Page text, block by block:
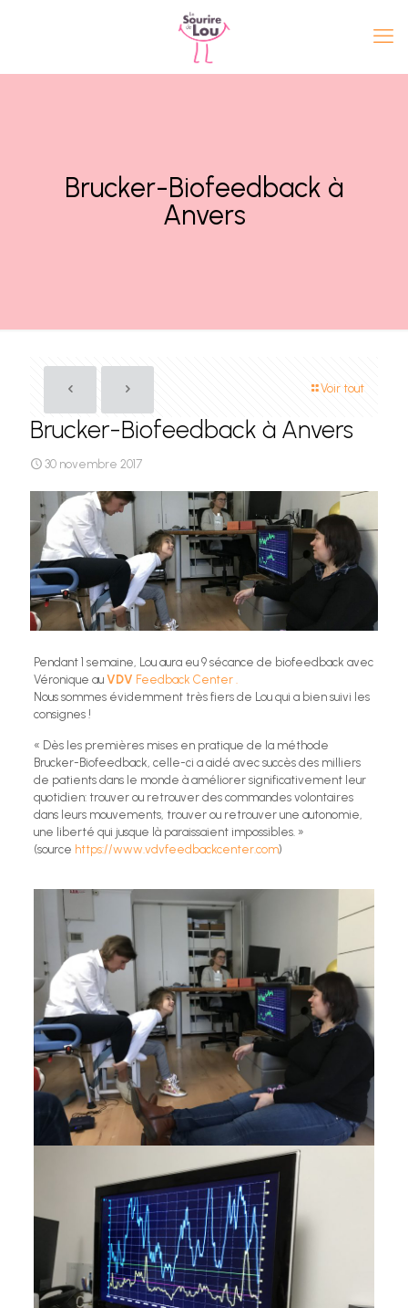
Brucker-Biofeedback à
Anvers
Voir tout
Brucker-Biofeedback à Anvers
30 novembre 2017
Pendant 1 semaine, Lou aura eu 9 sécance de biofeedback avec
Véronique au VDV Feedback Center .
Nous sommes évidemment très fiers de Lou qui a bien suivi les
consignes !
« Dès les premières mises en pratique de la méthode
Brucker-Biofeedback, celle-ci a aidé avec succès des milliers
de patients dans le monde à améliorer significativement leur
quotidien: trouver ou retrouver des commandes volontaires
dans leurs mouvements, trouver ou retrouver une autonomie,
une liberté qui jusque là paraissaient impossibles. »
(source https://www.vdvfeedbackcenter.com)